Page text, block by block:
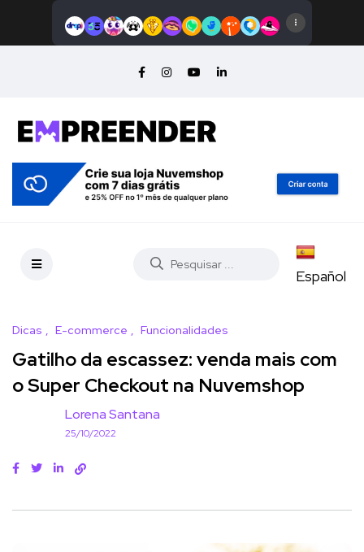
Español
Dicas E-commerce Funcionalidades
Gatilho da escassez: venda mais com
o Super Checkout na Nuvemshop
Lorena Santana
25/10/2022